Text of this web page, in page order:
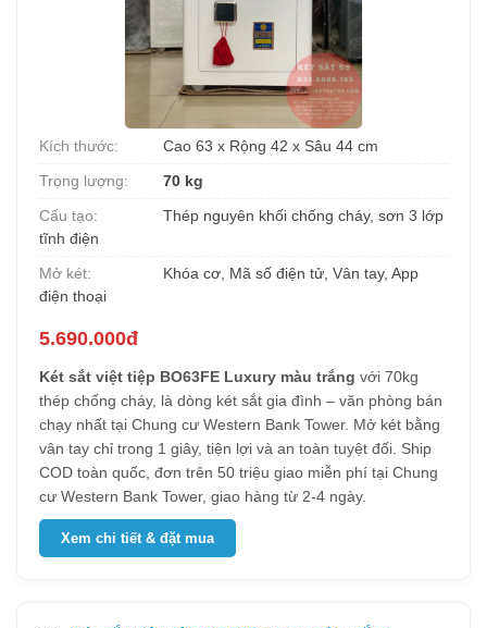
Kích thước:
Cao 63 x Rộng 42 x Sâu 44 cm
Trọng lượng:
70 kg
Cấu tạo:
Thép nguyên khối chống cháy, sơn 3 lớp
tĩnh điện
Mở két:
Khóa cơ, Mã số điện tử, Vân tay, App
điện thoại
5.690.000đ
Két sắt việt tiệp BO63FE Luxury màu trắng với 70kg
thép chống cháy, là dòng két sắt gia đình – văn phòng bán
chạy nhất tại Chung cư Western Bank Tower. Mở két bằng
vân tay chỉ trong 1 giây, tiện lợi và an toàn tuyệt đối. Ship
COD toàn quốc, đơn trên 50 triệu giao miễn phí tại Chung
cư Western Bank Tower, giao hàng từ 2-4 ngày.
Xem chi tiết & đặt mua